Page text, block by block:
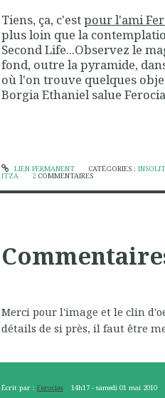
Tiens, ça, c'estpour l'ami
plus loin que la
Second Life...Observez le
fond, outre la pyramide,
où l'on trouve quelques
Borgia Ethaniel salue
LIEN PERMANENT CATÉGORIES :
ITZA 2 COMMENTAIRES
Merci pour l'image et le clin
détails de si près, il faut être
Écrit par : Ferocias 14h17 -samedi 01 mai 2010